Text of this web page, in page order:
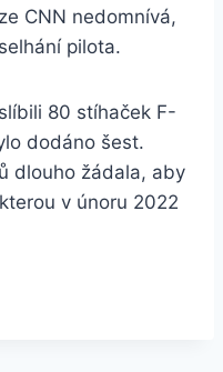
CNN nedomnívá,
pilota.
80 stíhaček F-
dodáno šest.
dlouho žádala, aby
v únoru 2022